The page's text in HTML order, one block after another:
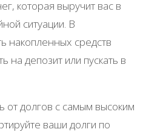
которая выручит вас в
ситуации. В
накопленных средств
на депозит или пускать в
от долгов с самым высоким
ваши долги по